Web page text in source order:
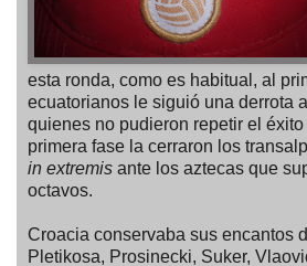
esta ronda, como es habitual, al
ecuatorianos le siguió una derrota
quienes no pudieron repetir el éxito
primera fase la cerraron los
in extremis ante los aztecas que
octavos.
Croacia conservaba sus encantos
Pletikosa, Prosinecki, Suker,